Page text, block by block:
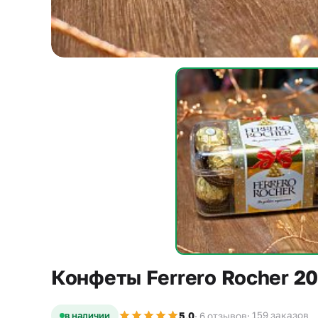
Конфеты Ferrero Rocher
в наличии 5,0· 6 отзывов· 159 заказов